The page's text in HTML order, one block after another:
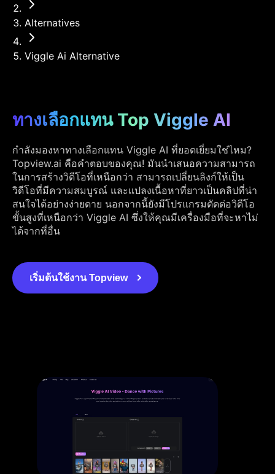
Alternatives
Viggle Ai Alternative
ทางเลือกแทน Top Viggle AI
กำลังมองหาทางเลือกแทน Viggle AI ที่ยอดเยี่ยมใช่ไหม?
Topview.ai คือคำตอบของคุณ! มันนำเสนอความสามารถ
ในการสร้างวิดีโอที่เหนือกว่า สามารถเปลี่ยนลิงก์ให้เป็น
วิดีโอที่มีความสมบูรณ์ และแปลงเนื้อหาที่ยาวเป็นคลิปที่น่า
สนใจได้อย่างง่ายดาย นอกจากนี้ยังมีโปรแกรมตัดต่อวิดีโอ
ขั้นสูงที่เหนือกว่า Viggle AI ซึ่งให้คุณมีเครื่องมือที่จะหาไม่
ได้จากที่อื่น
เริ่มต้นใช้งาน Topview